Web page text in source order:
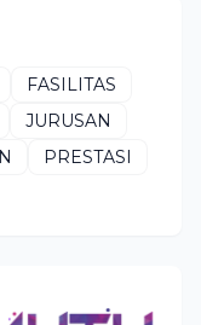
FASILITAS
JURUSAN
PRESTASI